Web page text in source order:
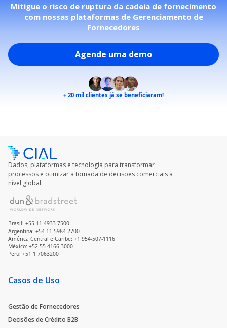
Mitigue o risco de ruptura da cadeia de fornecimento
com nossas plataformas de Gerenciamento de
Fornecedores
Agende uma demo
+ 20 mil clientes já se beneficiaram!
Dados, plataformas e tecnologia para transformar
processos e otimizar a tomada de decisões comerciais a
nível global.
Brasil: +55 11 4933-7500
Argentina: +54 11 5984-2700
América Central e Caribe: +1 954-507-1116
México: +52 55 4166 3000
Peru: +51 1 7063200
Casos de Uso
Gestão de Fornecedores
Decisões de Crédito B2B